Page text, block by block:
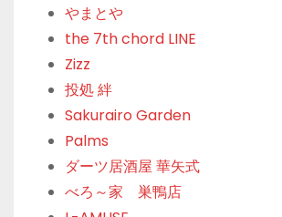
やまとや
the 7th chord LINE
Zizz
投処 絆
Sakurairo Garden
Palms
ダーツ居酒屋 華矢式
べろ～家 巣鴨店